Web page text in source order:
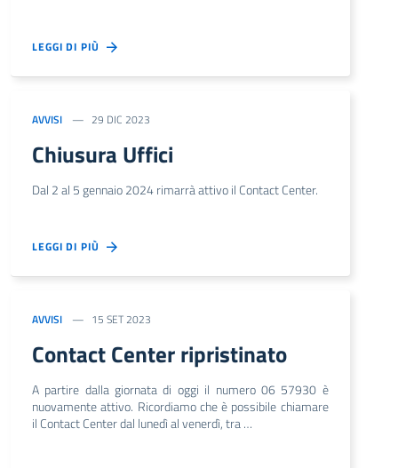
LEGGI DI PIÙ
AVVISI 29 DIC 2023
Chiusura Uffici
Dal 2 al 5 gennaio 2024 rimarrà attivo il Contact Center.
LEGGI DI PIÙ
AVVISI 15 SET 2023
Contact Center ripristinato
A partire dalla giornata di oggi il numero 06 57930 è
nuovamente attivo. Ricordiamo che è possibile chiamare
il Contact Center dal lunedì al venerdì, tra …